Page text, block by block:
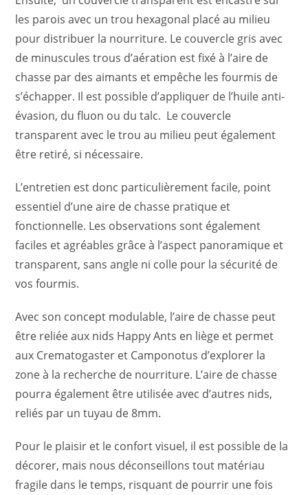
les parois avec un trou hexagonal placé au milieu
pour distribuer la nourriture. Le couvercle gris avec
de minuscules trous d’aération est fixé à l’aire de
chasse par des aimants et empêche les fourmis de
s’échapper. Il est possible d’appliquer de l’huile anti-
évasion, du fluon ou du talc. Le couvercle
transparent avec le trou au milieu peut également
être retiré, si nécessaire.
L’entretien est donc particulièrement facile, point
essentiel d’une aire de chasse pratique et
fonctionnelle. Les observations sont également
faciles et agréables grâce à l’aspect panoramique et
transparent, sans angle ni colle pour la sécurité de
vos fourmis.
Avec son concept modulable, l’aire de chasse peut
être reliée aux nids Happy Ants en liège et permet
aux Crematogaster et Camponotus d’explorer la
zone à la recherche de nourriture. L’aire de chasse
pourra également être utilisée avec d’autres nids,
reliés par un tuyau de 8mm.
Pour le plaisir et le confort visuel, il est possible de la
décorer, mais nous déconseillons tout matériau
fragile dans le temps, risquant de pourrir une fois